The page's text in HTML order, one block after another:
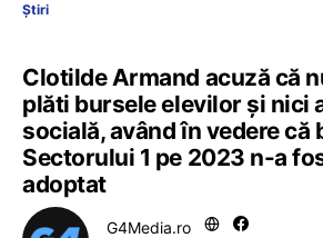
Știri
Clotilde Armand acuză că
plăti bursele elevilor și nici
socială, având în vedere că
Sectorului 1 pe 2023 n-a
adoptat
G4Media.ro